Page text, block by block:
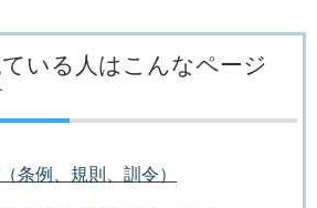
いる人はこんなページ
条例、規則、訓令）